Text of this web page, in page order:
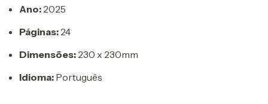
Ano: 2025
Páginas: 24
Dimensões: 230 x 230mm
Idioma: Português